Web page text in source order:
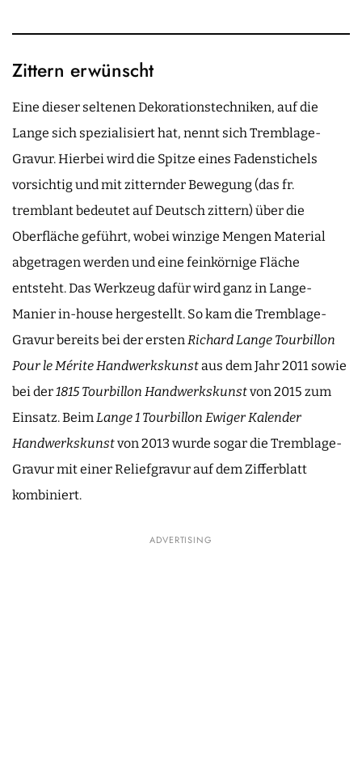
Zittern erwünscht
Eine dieser seltenen Dekorationstechniken, auf die
Lange sich spezialisiert hat, nennt sich Tremblage-
Gravur. Hierbei wird die Spitze eines Fadenstichels
vorsichtig und mit zitternder Bewegung (das fr.
tremblant bedeutet auf Deutsch zittern) über die
Oberfläche geführt, wobei winzige Mengen Material
abgetragen werden und eine feinkörnige Fläche
entsteht. Das Werkzeug dafür wird ganz in Lange-
Manier in-house hergestellt. So kam die Tremblage-
Gravur bereits bei der erstenRichard Lange Tourbillon
Pour le Mérite Handwerkskunstaus dem Jahr 2011 sowie
bei der1815 Tourbillon Handwerkskunstvon 2015 zum
Einsatz. BeimLange 1 Tourbillon Ewiger Kalender
Handwerkskunstvon 2013 wurde sogar die Tremblage-
Gravur mit einer Reliefgravur auf dem Zifferblatt
kombiniert.
ADVERTISING